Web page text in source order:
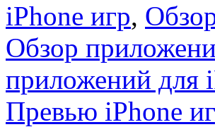
iPhone игр,
Обзор
приложений для
Превью iPhone